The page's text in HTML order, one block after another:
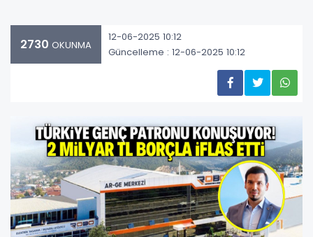
2730 OKUNMA
12-06-2025 10:12
Güncelleme : 12-06-2025 10:12